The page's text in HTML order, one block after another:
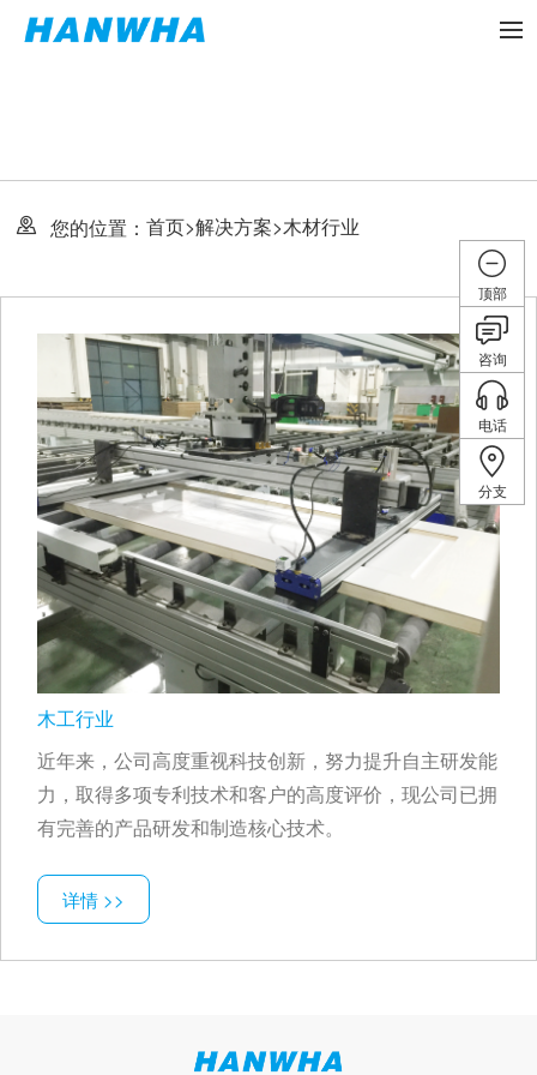
您的位置： 首页>解决方案>木材行业
木工行业
近年来，公司高度重视科技创新，努力提升自主研发能
力，取得多项专利技术和客户的高度评价，现公司已拥
有完善的产品研发和制造核心技术。
详情 >>
顶部
咨询
电话
分支